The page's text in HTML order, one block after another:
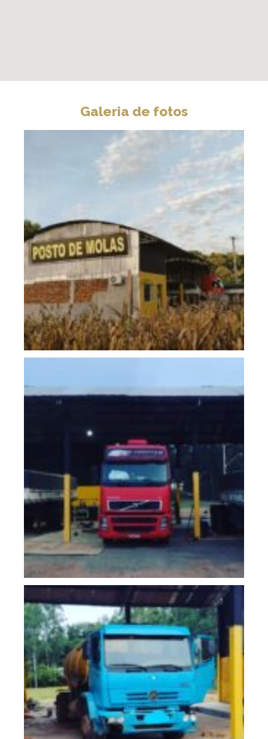
Galeria de fotos